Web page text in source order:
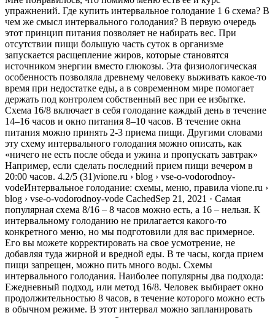
упражнений. Где купить интервальное голодание 1 6 схема? В
чем же смысл интервального голодания? В первую очередь
этот принцип питания позволяет не набирать вес. При
отсутствии пищи большую часть суток в организме
запускается расщепление жиров, которые становятся
источником энергии вместо глюкозы. Эта физиологическая
особенность позволяла древнему человеку выживать какое-то
время при недостатке еды, а в современном мире помогает
держать под контролем собственный вес при ее избытке.
Схема 16/8 включает в себя голодание каждый день в течение
14–16 часов и окно питания 8–10 часов. В течение окна
питания можно принять 2-3 приема пищи. Другими словами
эту схему интервального голодания можно описать, как
«ничего не есть после обеда и ужина и пропускать завтрак»
Например, если сделать последний прием пищи вечером в
20:00 часов. 4.2/5 (31)vione.ru › blog › vse-o-vodorodnoy-
vodeИнтервальное голодание: схемы, меню, правила vione.ru ›
blog › vse-o-vodorodnoy-vode CachedSep 21, 2021 · Самая
популярная схема 8/16 – 8 часов можно есть, а 16 – нельзя. К
интервальному голоданию не прилагается какого-то
конкретного меню, но мы подготовили для вас примерное.
Его вы можете корректировать на свое усмотрение, не
добавляя туда жирной и вредной еды. В те часы, когда прием
пищи запрещен, можно пить много воды. Схемы
интервального голодания. Наиболее популярны два подхода:
Ежедневный подход, или метод 16/8. Человек выбирает окно
продолжительностью 8 часов, в течение которого можно есть
в обычном режиме. В этот интервал можно запланировать